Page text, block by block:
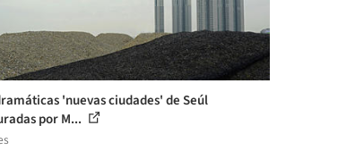
'nuevas ciudades' de Seúl
por M...